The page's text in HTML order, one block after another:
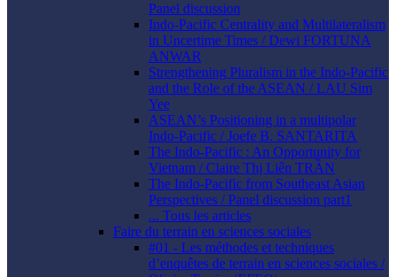
Panel discussion
Indo-Pacific Centrality and Multilateralism
in Uncertime Times / Dewi FORTUNA
ANWAR
Strengthening Pluralism in the Indo-Pacific
and the Role of the ASEAN / LAU Sim
Yee
ASEAN’s Positioning in a multipolar
Indo-Pacific / Joefe B. SANTARITA
The Indo-Pacific : An Opportunity for
Vietnam / Claire Thị Liên TRẦN
The Indo-Pacific from Southeast Asian
Perspectives / Panel discussion part1
... Tous les articles
Faire du terrain en sciences sociales
#01 - Les méthodes et techniques
d’enquêtes de terrain en sciences sociales /